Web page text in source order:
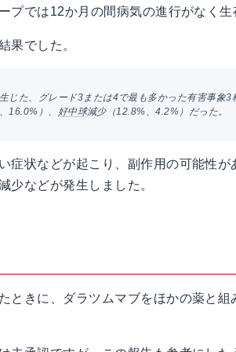
プでは12か月の間病気の進行がなく生
果でした。
じた、グレード3または4で最も多かった有害事象3
16.0%）、 好中球減少（12.8%、4.2%）だった。
症状などが起こり、副作用の可能性
少などが発生しました。
ときに、ダラツムマブをほかの薬と